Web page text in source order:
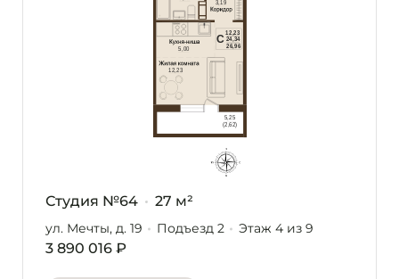
Студия №64 27 м²
ул. Мечты, д. 19 Подъезд 2 Этаж 4из 9
3 890 016 ₽